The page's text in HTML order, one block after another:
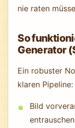
nie raten
So
Generator
Ein robuster
klaren Pipeline:
Bild